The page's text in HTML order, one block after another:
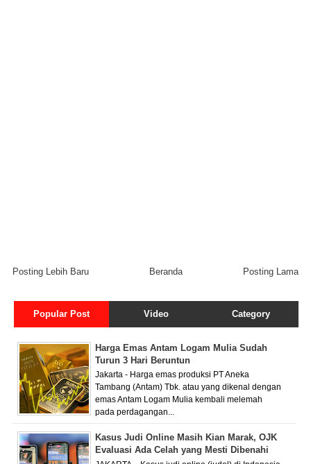
Posting Lebih Baru Posting Lama
Beranda
Popular Post Video Category
Harga Emas Antam Logam Mulia Sudah
Turun 3 Hari Beruntun
Jakarta - Harga emas produksi PT Aneka
Tambang (Antam) Tbk. atau yang dikenal dengan
emas Antam Logam Mulia kembali melemah
pada perdagangan...
Kasus Judi Online Masih Kian Marak, OJK
Evaluasi Ada Celah yang Mesti Dibenahi